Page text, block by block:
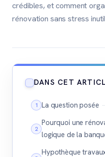
crédibles, et comment
rénovation sans stress
DANS CET
La question posée
Pourquoi une
logique de la
Hypothèque